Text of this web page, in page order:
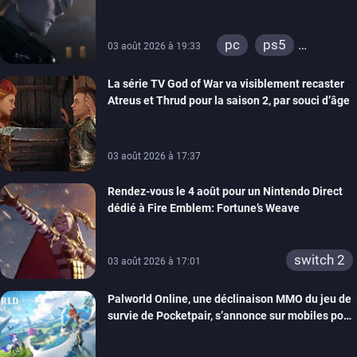
03 août 2026 à 19:33 pc
ps5
switch 2
La série TV God of War va visiblement recaster
Atreus et Thrud pour la saison 2, par souci d’âge
03 août 2026 à 17:37
Rendez-vous le 4 août pour un Nintendo Direct
dédié à Fire Emblem: Fortune’s Weave
03 août 2026 à 17:01 switch 2
Palworld Online, une déclinaison MMO du jeu de
survie de Pocketpair, s’annonce sur mobiles pour